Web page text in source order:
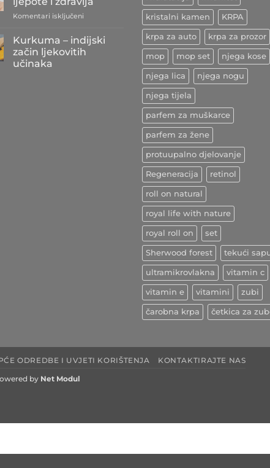
pomoćnici
s
službi
zaštite
srca
krvnih
Komentari isključeni
u
službi
ljepote
Kurkuma – indijski
začin ljekovitih
učinaka
kristalni kamen KRPA
krpa za auto krpa za prozor
mop mop set njega kose
njega lica njega nogu
njega tijela
parfem za muškarce
parfem za žene
protuupalno djelovanje
Regeneracija retinol
roll on natural
royal life with nature
royal roll on set
Sherwood forest tekući
ultramikrovlakna vitamin c
vitamin e vitamini zubi
čarobna krpa četkica za
ODREDBE I UVJETI KORIŠTENJA KONTAKTIRAJTE NAS
by Net Modul